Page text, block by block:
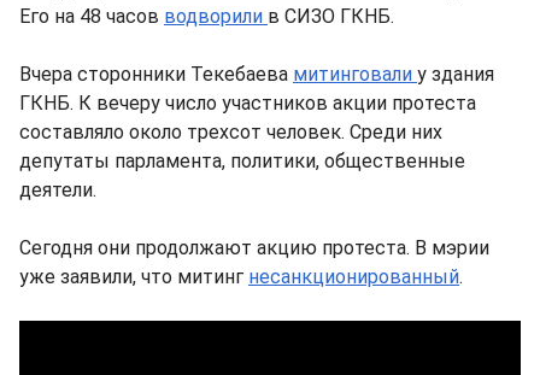
Его на 48 часов водворили в СИЗО ГКНБ.
Вчера сторонники Текебаева митинговали у здания
ГКНБ. К вечеру число участников акции протеста
составляло около трехсот человек. Среди них
депутаты парламента, политики, общественные
деятели.
Сегодня они продолжают акцию протеста. В мэрии
уже заявили, что митинг несанкционированный.